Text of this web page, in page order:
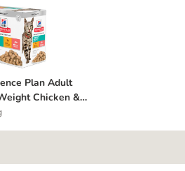
Plan Adult Perfect Weight Chicken
Plan Adult
Chicken &